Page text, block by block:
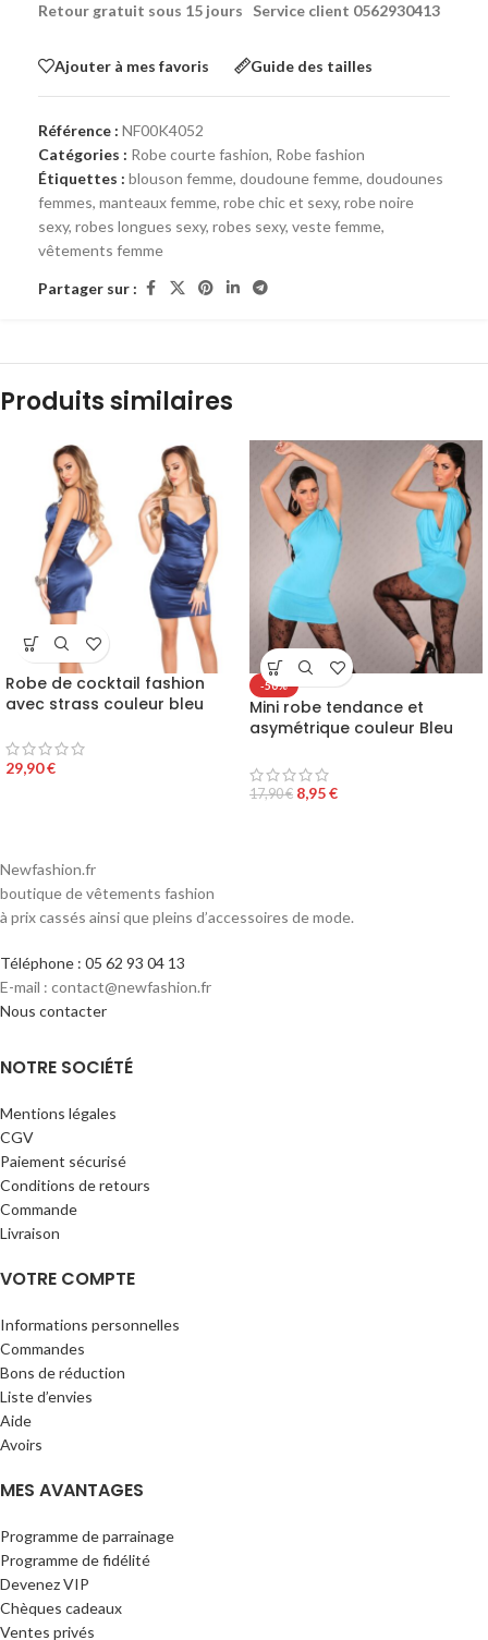
Retour gratuit sous 15 jours
Service client 0562930413
Ajouter à mes favoris Guide des tailles
Référence : NF00K4052
Catégories : Robe courte fashion, Robe fashion
Étiquettes : blouson femme, doudoune femme, doudounes
femmes, manteaux femme, robe chic et sexy, robe noire
sexy, robes longues sexy, robes sexy, veste femme,
vêtements femme
Partager sur :
Produits similaires
Robe de cocktail fashion
avec strass couleur bleu
29,90€
-50%
Mini robe tendance et
asymétrique couleur Bleu
17,90€ 8,95€
Newfashion.fr
boutique de vêtements fashion
à prix cassés ainsi que pleins d’accessoires de mode.
Téléphone : 05 62 93 04 13
E-mail : contact@newfashion.fr
Nous contacter
NOTRE SOCIÉTÉ
Mentions légales
CGV
Paiement sécurisé
Conditions de retours
Commande
Livraison
VOTRE COMPTE
Informations personnelles
Commandes
Bons de réduction
Liste d’envies
Aide
Avoirs
MES AVANTAGES
Programme de parrainage
Programme de fidélité
Devenez VIP
Chèques cadeaux
Ventes privés